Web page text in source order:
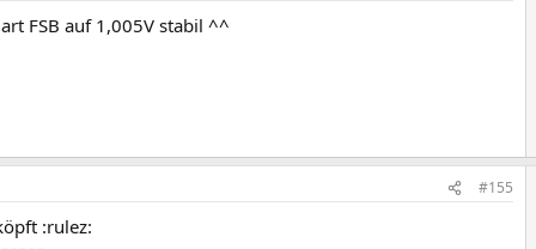
FSB auf 1,005V stabil ^^
#155
:rulez: